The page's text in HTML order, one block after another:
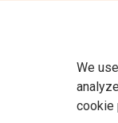
We
cookie